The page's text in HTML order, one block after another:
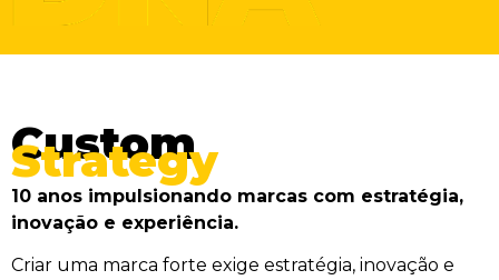
Custom
Strategy
10 anos impulsionando marcas com estratégia,
inovação e experiência.
Criar uma marca forte exige estratégia, inovação e